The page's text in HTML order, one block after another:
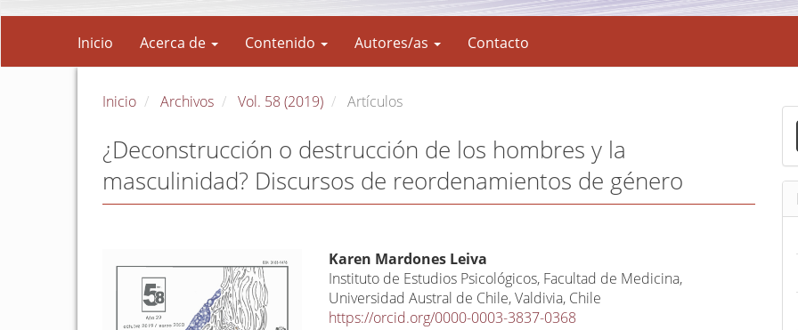
Inicio Acerca de Contenido Autores/as Contacto
Inicio Archivos Vol. 58 (2019) Artículos
¿Deconstrucción o destrucción de los hombres y la
masculinidad? Discursos de reordenamientos de género
Barra
lateral
Contenido
principal
del
Karen Mardones Leiva
Instituto de Estudios Psicológicos, Facultad de Medicina,
Universidad Austral de Chile, Valdivia, Chile
https://orcid.org/0000-0003-3837-0368
E
v
i
a